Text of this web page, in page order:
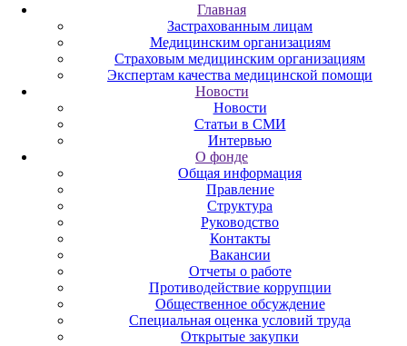
Главная
Застрахованным лицам
Медицинским организациям
Страховым медицинским организациям
Экспертам качества медицинской помощи
Новости
Новости
Статьи в СМИ
Интервью
О фонде
Общая информация
Правление
Структура
Руководство
Контакты
Вакансии
Отчеты о работе
Противодействие коррупции
Общественное обсуждение
Специальная оценка условий труда
Открытые закупки